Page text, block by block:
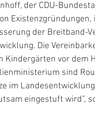
der CDU-
der Breitband-
Die
Kindergärten vor dem
sind
im
eingestuft wird”,